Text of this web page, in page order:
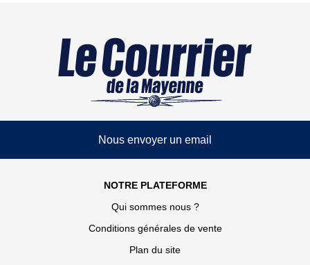
Nous envoyer un email
NOTRE PLATEFORME
Qui sommes nous ?
Conditions générales de vente
Plan du site